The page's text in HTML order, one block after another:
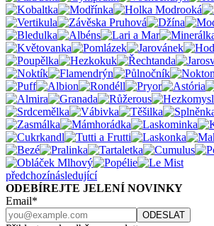
předchozínásledující
ODEBÍREJTE JELENÍ NOVINKY
Email*